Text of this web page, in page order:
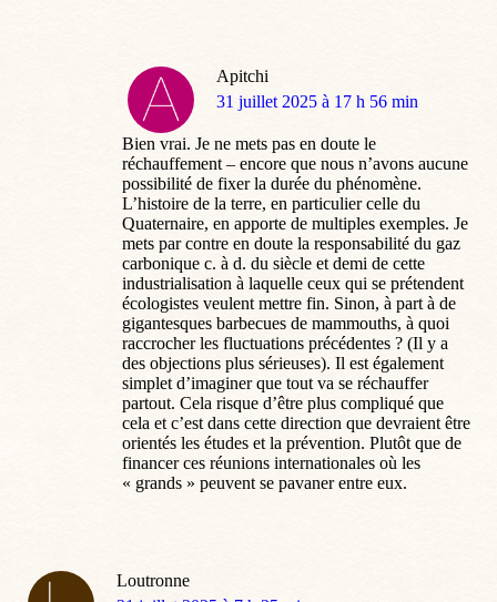
Apitchi
dit
31 juillet 2025 à 17 h 56 min
Bien vrai. Je ne mets pas en doute le
réchauffement – encore que nous n’avons aucune
possibilité de fixer la durée du phénomène.
L’histoire de la terre, en particulier celle du
Quaternaire, en apporte de multiples exemples. Je
mets par contre en doute la responsabilité du gaz
carbonique c. à d. du siècle et demi de cette
industrialisation à laquelle ceux qui se prétendent
écologistes veulent mettre fin. Sinon, à part à de
gigantesques barbecues de mammouths, à quoi
raccrocher les fluctuations précédentes ? (Il y a
des objections plus sérieuses). Il est également
simplet d’imaginer que tout va se réchauffer
partout. Cela risque d’être plus compliqué que
cela et c’est dans cette direction que devraient être
orientés les études et la prévention. Plutôt que de
financer ces réunions internationales où les
« grands » peuvent se pavaner entre eux.
Loutronne